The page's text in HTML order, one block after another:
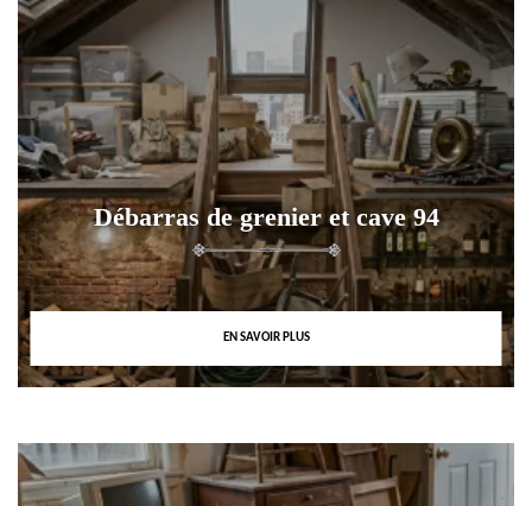
Débarras de grenier et cave 94
EN SAVOIR PLUS